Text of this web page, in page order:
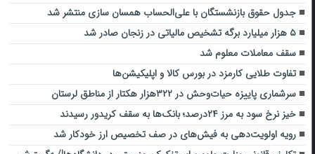
جدول حقوق بازنشستگان با علی‌الحساب همسان سازی منتشر شد
۵ هزار میلیارد برگه تشخیص مالیاتی در زنجان صادر شد
سقف معاملات معلوم شد
تفاوت طلایی کارمزد در بورس کالا و اپلیکیشن‌ها
سرشماری پاییزه حیات‌وحش در ۳۲۲هزار هکتار از مناطق لرستان
خیز نرخ سود به مرز ۲۴درصد؛ بانک‌ها به سقف کریدور رسیدند
رویه اولویت‌دهی به فیش‌های در صف تخصیص ارز خودکار شد